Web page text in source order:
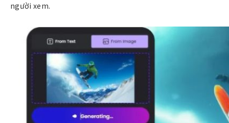
người xem.